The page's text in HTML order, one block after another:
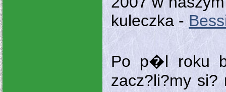
kuleczka -
Po p�l roku
zacz?li?my